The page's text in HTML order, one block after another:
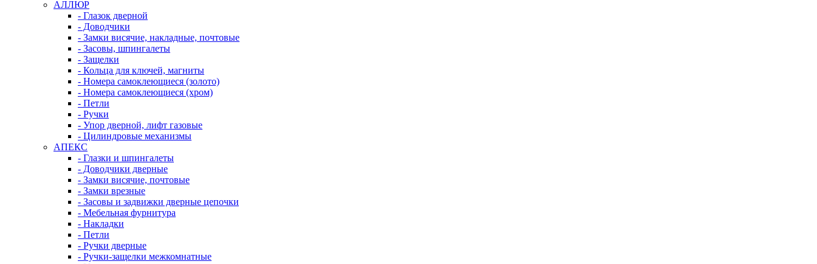
АЛЛЮР
- Глазок дверной
- Доводчики
- Замки висячие, накладные, почтовые
- Засовы, шпингалеты
- Защелки
- Кольца для ключей, магниты
- Номера самоклеющиеся (золото)
- Номера самоклеющиеся (хром)
- Петли
- Ручки
- Упор дверной, лифт газовые
- Цилиндровые механизмы
АПЕКС
- Глазки и шпингалеты
- Доводчики дверные
- Замки висячие, почтовые
- Замки врезные
- Засовы и задвижки дверные цепочки
- Мебельная фурнитура
- Накладки
- Петли
- Ручки дверные
- Ручки-защелки межкомнатные